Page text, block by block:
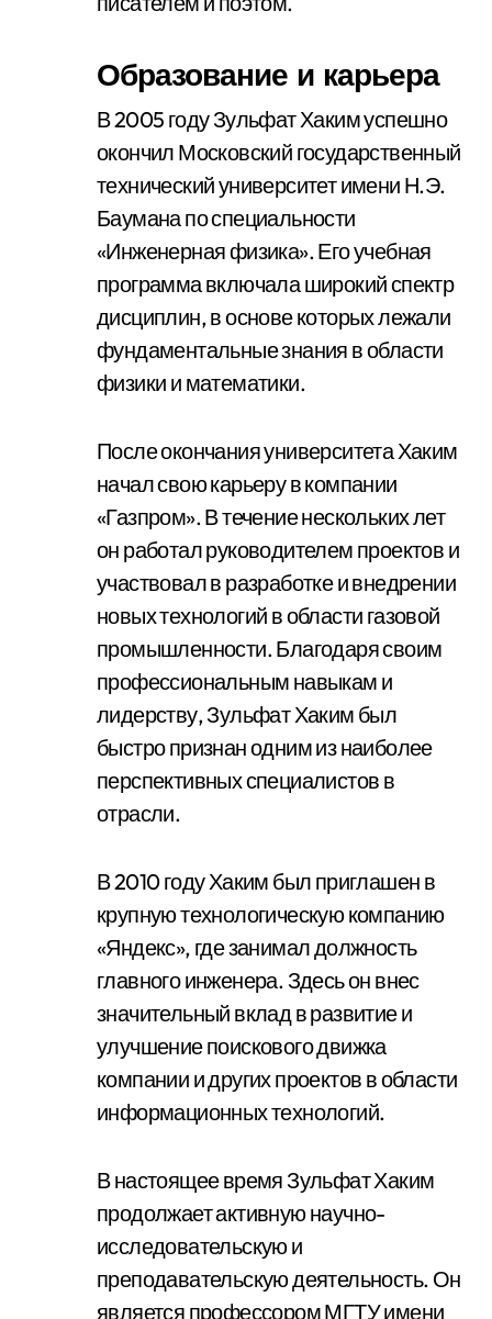
Образование и карьера
В 2005 году Зульфат Хаким успешно
окончил Московский государственный
технический университет имени Н.Э.
Баумана по специальности
«Инженерная физика». Его учебная
программа включала широкий спектр
дисциплин, в основе которых лежали
фундаментальные знания в области
физики и математики.
После окончания университета Хаким
начал свою карьеру в компании
«Газпром». В течение нескольких лет
он работал руководителем проектов и
участвовал в разработке и внедрении
новых технологий в области газовой
промышленности. Благодаря своим
профессиональным навыкам и
лидерству, Зульфат Хаким был
быстро признан одним из наиболее
перспективных специалистов в
отрасли.
В 2010 году Хаким был приглашен в
крупную технологическую компанию
«Яндекс», где занимал должность
главного инженера. Здесь он внес
значительный вклад в развитие и
улучшение поискового движка
компании и других проектов в области
информационных технологий.
В настоящее время Зульфат Хаким
продолжает активную научно-
исследовательскую и
преподавательскую деятельность. Он
является профессором МГТУ имени